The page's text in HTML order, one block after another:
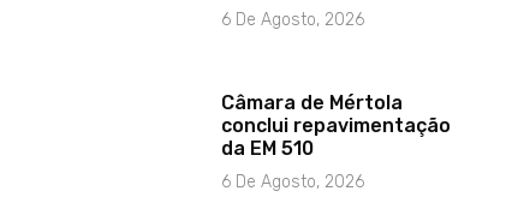
6 De Agosto, 2026
Câmara de Mértola
conclui repavimentação
da EM 510
6 De Agosto, 2026